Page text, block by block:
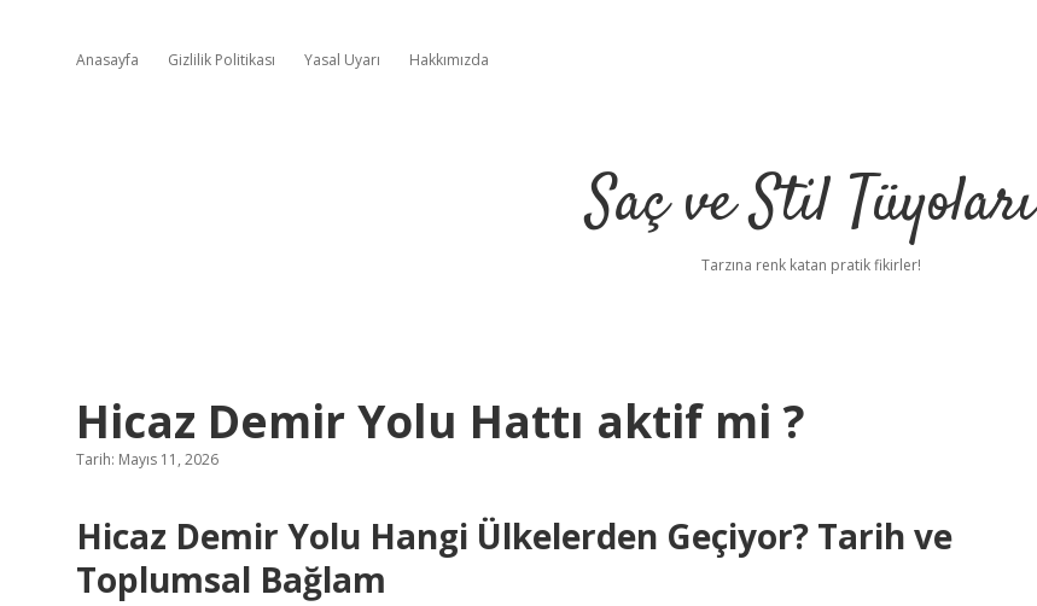
Anasayfa Gizlilik Politikası Yasal Uyarı Hakkımızda
Saç ve Stil Tüyoları
Tarzına renk katan pratik fikirler!
Hicaz Demir Yolu Hattı aktif mi ?
Tarih: Mayıs 11, 2026
Hicaz Demir Yolu Hangi Ülkelerden Geçiyor? Tarih ve
Toplumsal Bağlam